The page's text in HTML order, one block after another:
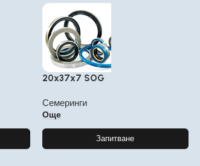
20x37x7 SOG
Семеринги
Още
Запитване